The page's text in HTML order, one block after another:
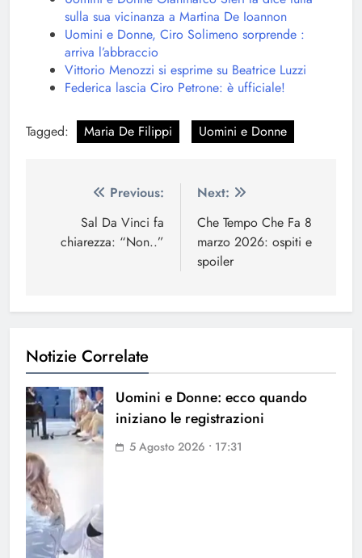
sulla sua vicinanza a Martina De Ioannon
Uomini e Donne, Ciro Solimeno sorprende :
arriva l’abbraccio
Vittorio Menozzi si esprime su Beatrice Luzzi
Federica lascia Ciro Petrone: è ufficiale!
Tagged: Maria De Filippi Uomini e Donne
Navigazione
articoli
Previous:
Sal Da Vinci fa
chiarezza: “Non..”
Next:
Che Tempo Che Fa 8
marzo 2026: ospiti e
spoiler
Notizie Correlate
Uomini e Donne: ecco quando
iniziano le registrazioni
5 Agosto 2026 • 17:31